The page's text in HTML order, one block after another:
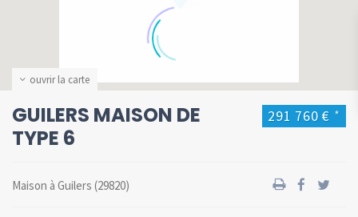
ouvrir la carte
GUILERS MAISON DE
TYPE 6
291 760 € *
Maison à Guilers (29820)